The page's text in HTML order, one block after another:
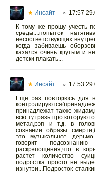
★ Инсайт ○ 17:57
К тому же прошу учесть
среды....попыток
несоответствующих
когда забиваешь
казался очень крутым и
детски плакать...
★ Инсайт ○ 17:53
Ещё раз повторюсь для
принадлежат также
всю ту грязь про которую
метал,рэп и т.д. в
сознании образы
это музыкальное
говорит
раскрепощения,что в
растет количество
подростка просто не
изнутри...Подросток